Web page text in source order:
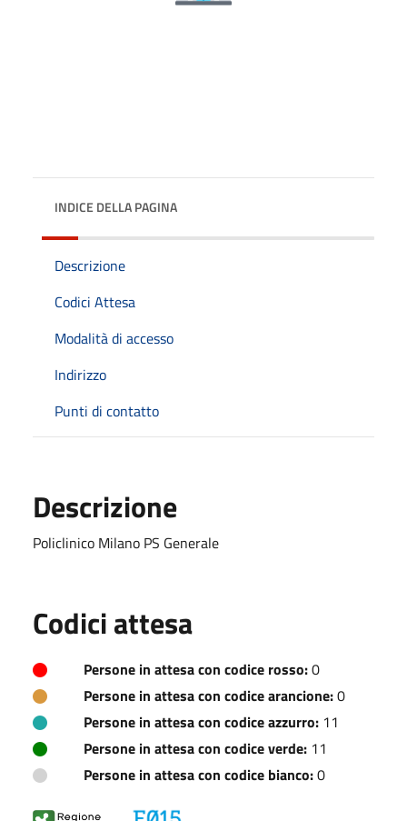
INDICE DELLA PAGINA
Descrizione
Codici Attesa
Modalità di accesso
Indirizzo
Punti di contatto
Descrizione
Policlinico Milano PS Generale
Codici attesa
Persone in attesa con codice rosso:0
Persone in attesa con codice arancione:0
Persone in attesa con codice azzurro: 11
Persone in attesa con codice verde: 11
Persone in attesa con codice bianco:0